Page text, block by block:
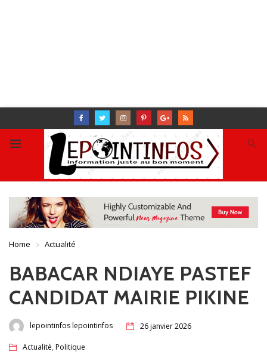
Home Actualité
BABACAR NDIAYE PASTEF
CANDIDAT MAIRIE PIKINE
lepointinfos lepointinfos 26 janvier 2026
Actualité,Politique